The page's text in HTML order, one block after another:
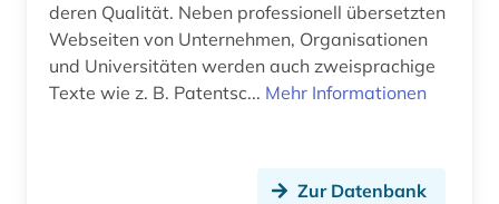
sprichwort (4)
stilistik (2)
deren Qualität. Neben professionell übersetzten
Webseiten von Unternehmen, Organisationen
und Universitäten werden auch zweisprachige
Texte wie z. B. Patentsc... Mehr Informationen
Zur Datenbank